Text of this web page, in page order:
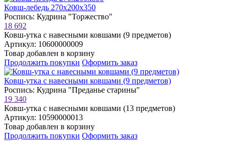
Ковш-лебедь 270х200х350
Роспись: Кудрина "Торжество"
18 692
Ковш-утка с навесными ковшами (9 предметов)
Артикул: 10600000009
Товар добавлен в корзину
Продолжить покупки Оформить заказ
Ковш-утка с навесными ковшами (9 предметов)
Роспись: Кудрина "Преданье старины"
19 340
Ковш-утка с навесными ковшами (13 предметов)
Артикул: 10590000013
Товар добавлен в корзину
Продолжить покупки Оформить заказ